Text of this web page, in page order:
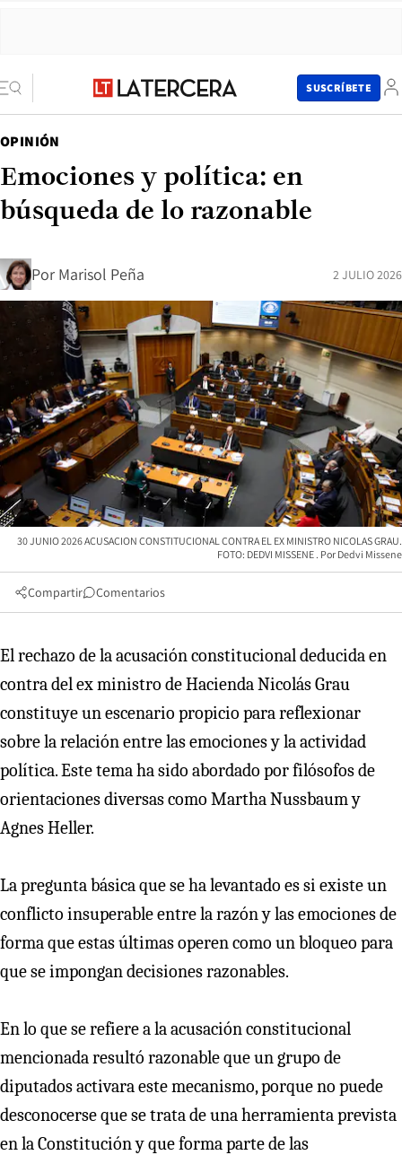
SUSCRÍBETE
OPINIÓN
Emociones y política: en
búsqueda de lo razonable
Por Marisol Peña 2 JULIO 2026
30 JUNIO 2026 ACUSACION CONSTITUCIONAL CONTRA EL EX MINISTRO NICOLAS GRAU.
FOTO: DEDVI MISSENE
Dedvi Missene
Compartir Comentarios
El rechazo de la acusación constitucional deducida en
contra del ex ministro de Hacienda Nicolás Grau
constituye un escenario propicio para reflexionar
sobre la relación entre las emociones y la actividad
política. Este tema ha sido abordado por filósofos de
orientaciones diversas como Martha Nussbaum y
Agnes Heller.
La pregunta básica que se ha levantado es si existe un
conflicto insuperable entre la razón y las emociones de
forma que estas últimas operen como un bloqueo para
que se impongan decisiones razonables.
En lo que se refiere a la acusación constitucional
mencionada resultó razonable que un grupo de
diputados activara este mecanismo, porque no puede
desconocerse que se trata de una herramienta prevista
en la Constitución y que forma parte de las